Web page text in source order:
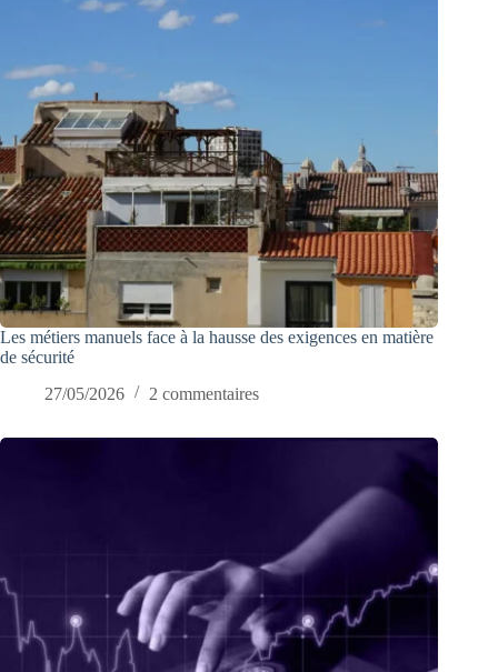
Les métiers manuels face à la hausse des exigences en matière
de sécurité
27/05/2026
2 commentaires